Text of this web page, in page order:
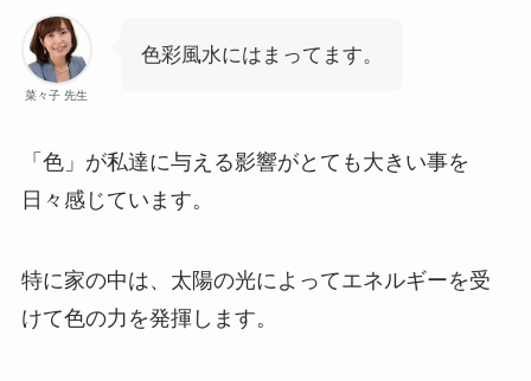
菜々子 先生
色彩風水にはまってます。
「色」が私達に与える影響がとても大きい事を
日々感じています。
特に家の中は、太陽の光によってエネルギーを受
けて色の力を発揮します。